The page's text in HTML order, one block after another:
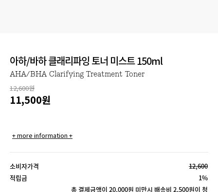
아하/바하 클래리파잉 토너 미스트 150ml
AHA/BHA Clarifying Treatment Toner
12,600원
11,500원
+ more information +
소비자가격
12,600
적립금
1%
총 결제금액이 20,000원 미만시 배송비 2,500원이 청